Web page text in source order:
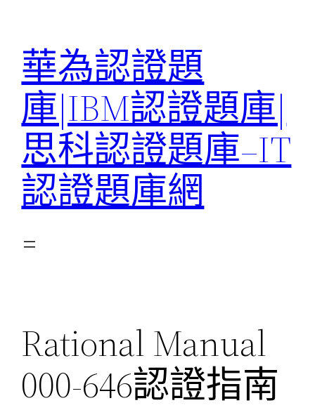
華為認證題
庫|IBM認證題庫|
思科認證題庫–IT
認證題庫網
Rational Manual
000-646認證指南